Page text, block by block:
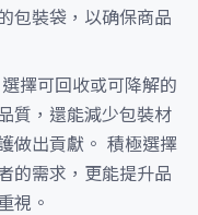
包裝袋，以确保商品
選擇可回收或可降解的
質，還能減少包裝材
做出貢獻。 積極選擇
的需求，更能提升品
視。